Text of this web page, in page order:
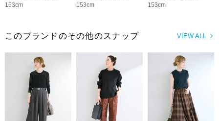
153cm
153cm
153cm
VIEW ALL
このブランドのその他のスナップ